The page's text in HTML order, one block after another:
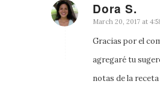
Dora S.
says:
March 20, 2017 at
Gracias por el
agregaré tu
notas de la receta